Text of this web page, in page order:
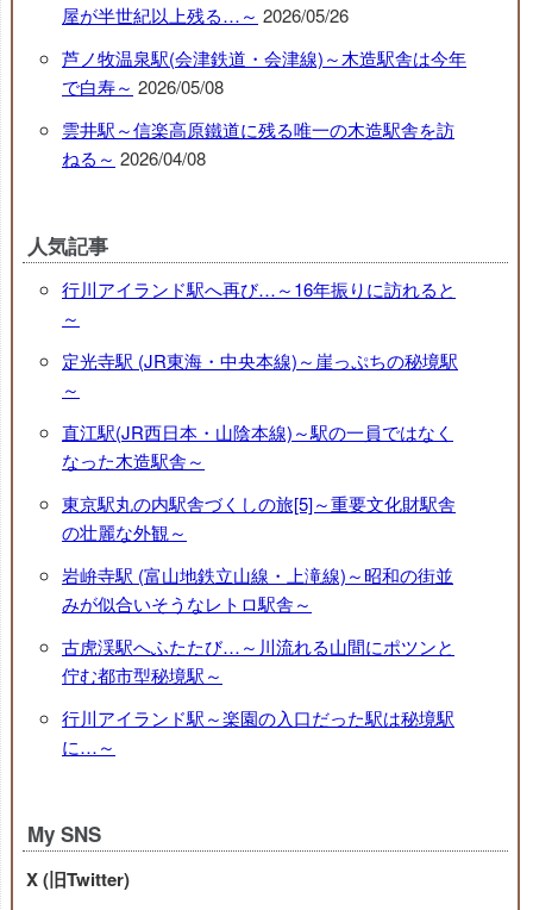
屋が半世紀以上残る…～ 2026/05/26
芦ノ牧温泉駅(会津鉄道・会津線)～木造駅舎は今年
で白寿～ 2026/05/08
雲井駅～信楽高原鐵道に残る唯一の木造駅舎を訪
ねる～ 2026/04/08
人気記事
行川アイランド駅へ再び…～16年振りに訪れると
～
定光寺駅 (JR東海・中央本線)～崖っぷちの秘境駅
～
直江駅(JR西日本・山陰本線)～駅の一員ではなく
なった木造駅舎～
東京駅丸の内駅舎づくしの旅[5]～重要文化財駅舎
の壮麗な外観～
岩峅寺駅 (富山地鉄立山線・上滝線)～昭和の街並
みが似合いそうなレトロ駅舎～
古虎渓駅へふたたび…～川流れる山間にポツンと
佇む都市型秘境駅～
行川アイランド駅～楽園の入口だった駅は秘境駅
に…～
My SNS
X (旧Twitter)